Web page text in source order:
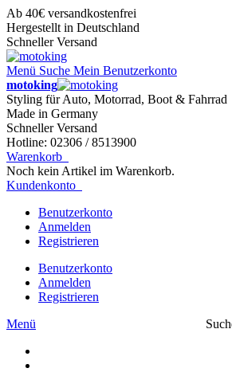
Ab 40€ versandkostenfrei
Hergestellt in Deutschland
Schneller Versand
Menü Suche Mein Benutzerkonto
motoking
Styling für Auto, Motorrad, Boot & Fahrrad
Made in Germany
Schneller Versand
Hotline: 02306 / 8513900
Warenkorb
Noch kein Artikel im Warenkorb.
Kundenkonto
Benutzerkonto
Anmelden
Registrieren
Benutzerkonto
Anmelden
Registrieren
Menü